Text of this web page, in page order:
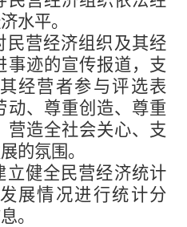
水平。
营经济组织及其经
事迹的宣传报道，支
经营者参与评选表
动、尊重创造、尊重
营造全社会关心、支
的氛围。
健全民营经济统计
展情况进行统计分
。